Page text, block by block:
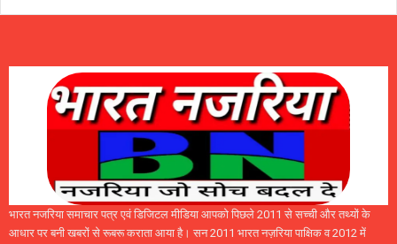
भारत नजरिया समाचार पत्र एवं डिजिटल मीडिया आपको पिछले 2011 से सच्ची और तथ्यों के
आधार पर बनी खबरों से रूबरू कराता आया है। सन 2011 भारत नज़रिया पाक्षिक व 2012 में